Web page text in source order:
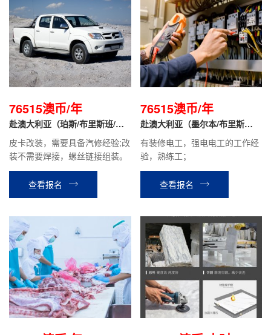
76515澳币/年
赴澳大利亚（珀斯/布里斯班/墨
皮卡改装，需要具备汽修经验;改
装不需要焊接，螺丝链接组装。
查看报名
76515澳币/年
赴澳大利亚（墨尔本/布里斯
有装修电工，强电电工的工作经
验，熟练工；
查看报名